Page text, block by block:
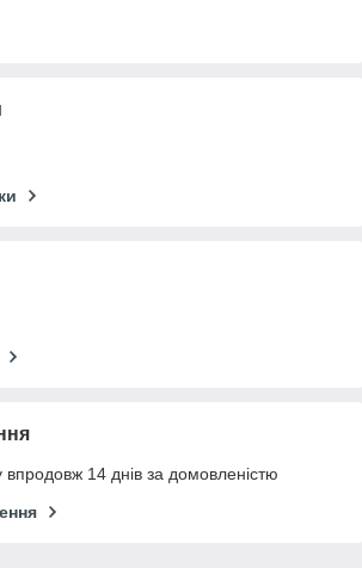
14 днів за домовленістю